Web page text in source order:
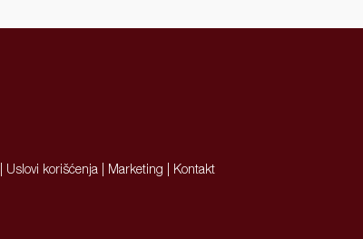
Uslovi korišćenja Marketing Kontakt